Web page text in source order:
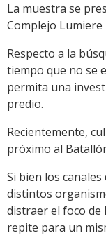
La muestra se
Complejo Lumiere
Respecto a la
tiempo que no se
permita una
predio.
Recientemente,
próximo al
Si bien los
distintos
distraer el foco de
repite para un